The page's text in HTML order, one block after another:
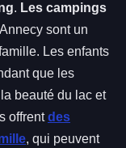
. Les campings
sont un
Les enfants
que les
beauté du lac et
offrentdes
, qui peuvent